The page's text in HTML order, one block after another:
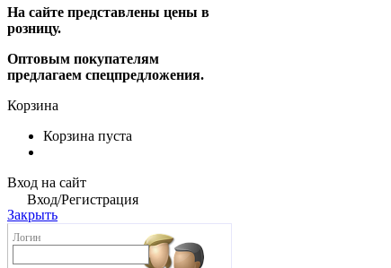
На сайте представлены цены в
розницу.
Оптовым покупателям
предлагаем спецпредложения.
Корзина
Корзина пуста
Вход на сайт
Вход/Регистрация
Закрыть
Логин